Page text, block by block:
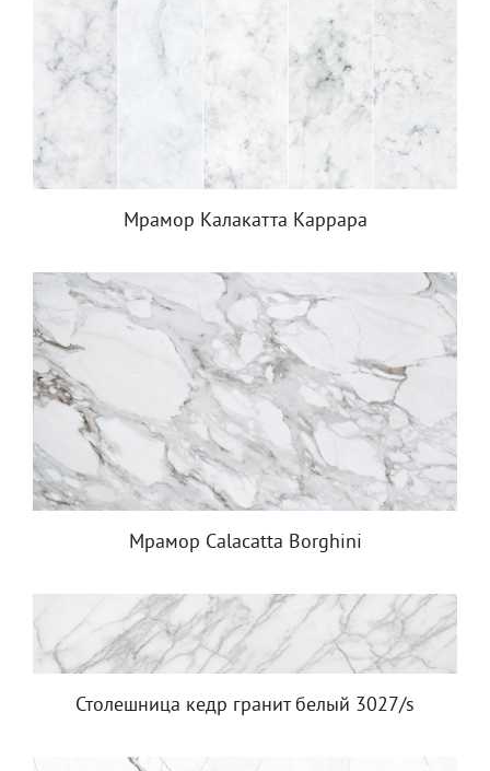
Мрамор Калакатта Каррара
Мрамор Calacatta Borghini
Столешница кедр гранит белый 3027/s